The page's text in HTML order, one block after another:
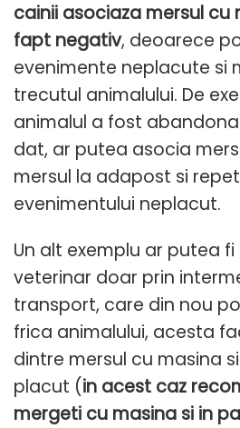
cainii asociaza mersul cu
fapt negativ, deoarece
evenimente neplacute si
trecutul animalului. De
animalul a fost
dat, ar putea asocia
mersul la adapost si
evenimentului neplacut.
Un alt exemplu ar putea
veterinar doar prin
transport, care din nou
frica animalului, acesta
dintre mersul cu masina
placut (in acest caz
mergeti cu masina si in